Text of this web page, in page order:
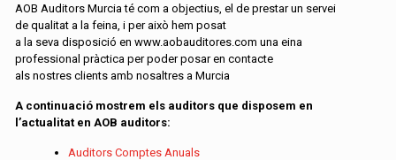
AOB Auditors Murcia té com a objectius, el de prestar un servei
de qualitat a la feina, i per això hem posat
a la seva disposició en www.aobauditores.com una eina
professional pràctica per poder posar en contacte
als nostres clients amb nosaltres a Murcia
A continuació mostrem els auditors que disposem en
l’actualitat en AOB auditors:
Auditors Comptes Anuals